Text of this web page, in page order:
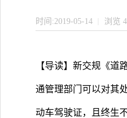
时间:2019-05-14 浏览
【导读】新交规《道
通管理部门可以对其
动车驾驶证，且终生